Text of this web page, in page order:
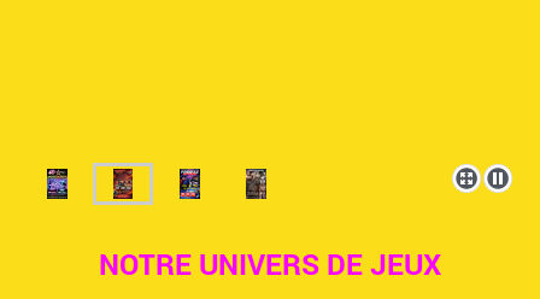
NOTRE UNIVERS DE JEUX